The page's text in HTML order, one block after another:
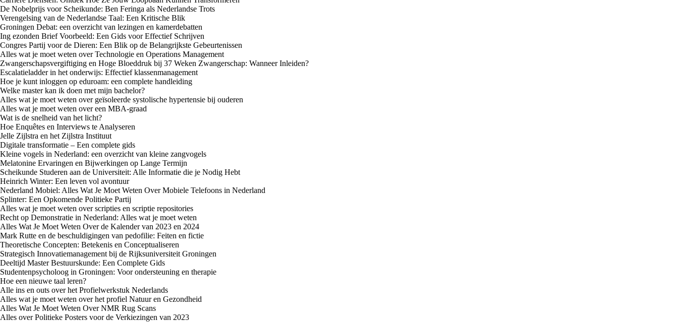
De Nobelprijs voor Scheikunde: Ben Feringa als Nederlandse Trots
Verengelsing van de Nederlandse Taal: Een Kritische Blik
Groningen Debat: een overzicht van lezingen en kamerdebatten
Ing ezonden Brief Voorbeeld: Een Gids voor Effectief Schrijven
Congres Partij voor de Dieren: Een Blik op de Belangrijkste Gebeurtenissen
Alles wat je moet weten over Technologie en Operations Management
Zwangerschapsvergiftiging en Hoge Bloeddruk bij 37 Weken Zwangerschap: Wanneer Inleiden?
Escalatieladder in het onderwijs: Effectief klassenmanagement
Hoe je kunt inloggen op eduroam: een complete handleiding
Welke master kan ik doen met mijn bachelor?
Alles wat je moet weten over geïsoleerde systolische hypertensie bij ouderen
Alles wat je moet weten over een MBA-graad
Wat is de snelheid van het licht?
Hoe Enquêtes en Interviews te Analyseren
Jelle Zijlstra en het Zijlstra Instituut
Digitale transformatie – Een complete gids
Kleine vogels in Nederland: een overzicht van kleine zangvogels
Melatonine Ervaringen en Bijwerkingen op Lange Termijn
Scheikunde Studeren aan de Universiteit: Alle Informatie die je Nodig Hebt
Heinrich Winter: Een leven vol avontuur
Nederland Mobiel: Alles Wat Je Moet Weten Over Mobiele Telefoons in Nederland
Splinter: Een Opkomende Politieke Partij
Alles wat je moet weten over scripties en scriptie repositories
Recht op Demonstratie in Nederland: Alles wat je moet weten
Alles Wat Je Moet Weten Over de Kalender van 2023 en 2024
Mark Rutte en de beschuldigingen van pedofilie: Feiten en fictie
Theoretische Concepten: Betekenis en Conceptualiseren
Strategisch Innovatiemanagement bij de Rijksuniversiteit Groningen
Deeltijd Master Bestuurskunde: Een Complete Gids
Studentenpsycholoog in Groningen: Voor ondersteuning en therapie
Hoe een nieuwe taal leren?
Alle ins en outs over het Profielwerkstuk Nederlands
Alles wat je moet weten over het profiel Natuur en Gezondheid
Alles Wat Je Moet Weten Over NMR Rug Scans
Alles over Politieke Posters voor de Verkiezingen van 2023